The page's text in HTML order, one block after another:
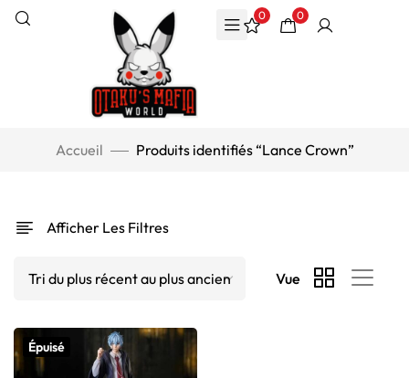
0 0
Accueil Produits identifiés “Lance Crown”
Afficher Les Filtres
Vue
Épuisé